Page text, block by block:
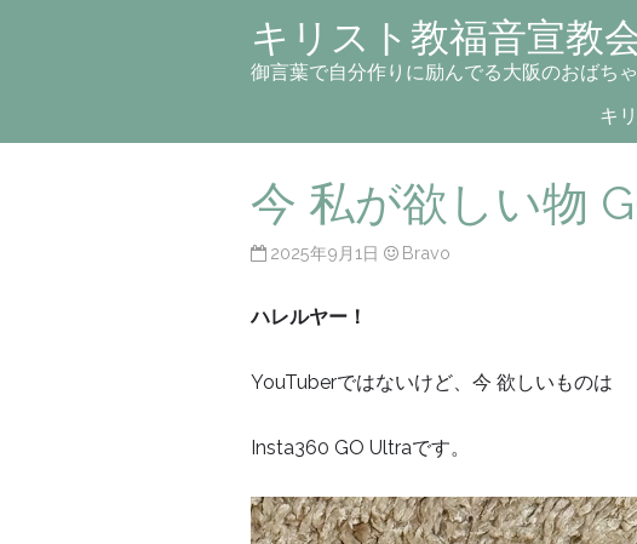
キリスト教福音宣教
御言葉で自分作りに励んでる大阪のおばち
キ
今 私が欲しい物
2025年9月1日 Bravo
ハレルヤー！
YouTuberではないけど、今 欲しいものは
Insta360 GO Ultraです。